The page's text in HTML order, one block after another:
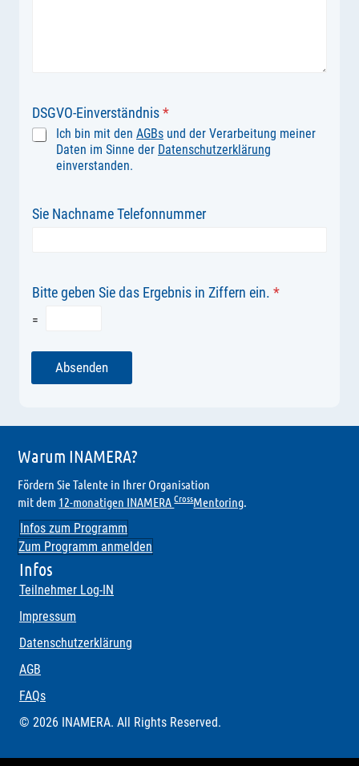
DSGVO-Einverständnis*
Ich bin mit den AGBs und der Verarbeitung meiner
Daten im Sinne der Datenschutzerklärung
einverstanden.
Sie Nachname Telefonnummer
Bitte geben Sie das Ergebnis in Ziffern ein. *
=
Absenden
Infos
Teilnehmer Log-IN
Impressum
Datenschutzerklärung
AGB
FAQs
© 2026 INAMERA. All Rights Reserved.
Warum INAMERA?
Fördern Sie Talente in Ihrer Organisation
mit dem 12-monatigen INAMERACrossMentoring.
Infos zum Programm
Zum Programm anmelden